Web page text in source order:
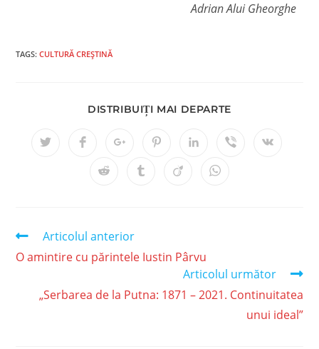
Adrian Alui Gheorghe
TAGS:CULTURĂ CREȘTINĂ
DISTRIBUIȚI MAI DEPARTE
Articolul anterior
O amintire cu părintele Iustin Pârvu
Articolul următor
„Serbarea de la Putna: 1871 – 2021. Continuitatea
unui ideal”